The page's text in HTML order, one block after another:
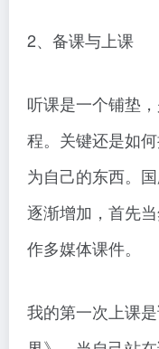
2、备课与上课
听课是一个铺垫
程。关键还是如
为自己的东西。
逐渐增加，首先
作多媒体课件。
我的第一次上课